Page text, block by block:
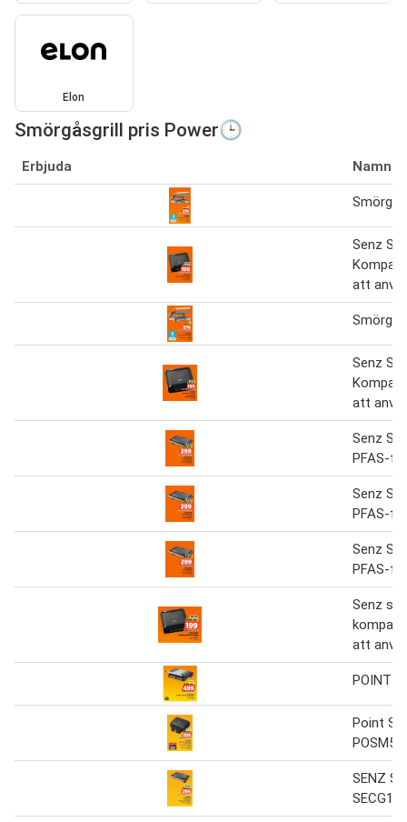
Elon
Smörgåsgrill pris Power🕒
Erbjuda Namn
Senz
att
Senz
att
Senz
PFAS-fri
Senz
PFAS-fri
Senz
PFAS-fri
Senz
att
POINT
Point
SENZ